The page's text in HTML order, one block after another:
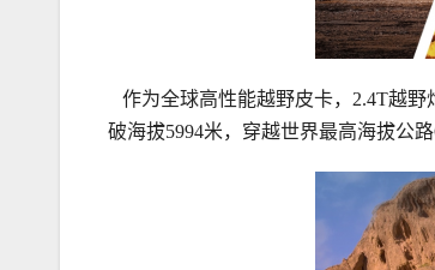
作为全球高性能越野皮卡，2.4T越
破海拔5994米，穿越世界最高海拔公